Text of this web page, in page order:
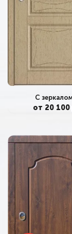
С
от 20 100